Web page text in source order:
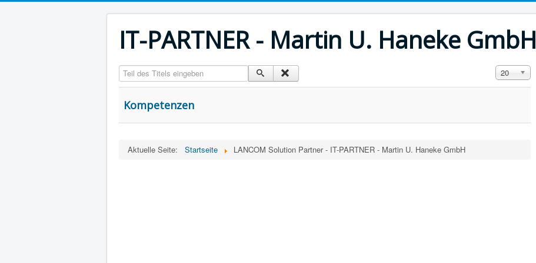
IT-PARTNER - Martin U. Haneke GmbH
Teil des Titels eingeben Anzeige #
20
Kompetenzen
Aktuelle Seite: Startseite LANCOM Solution Partner - IT-PARTNER - Martin U. Haneke GmbH